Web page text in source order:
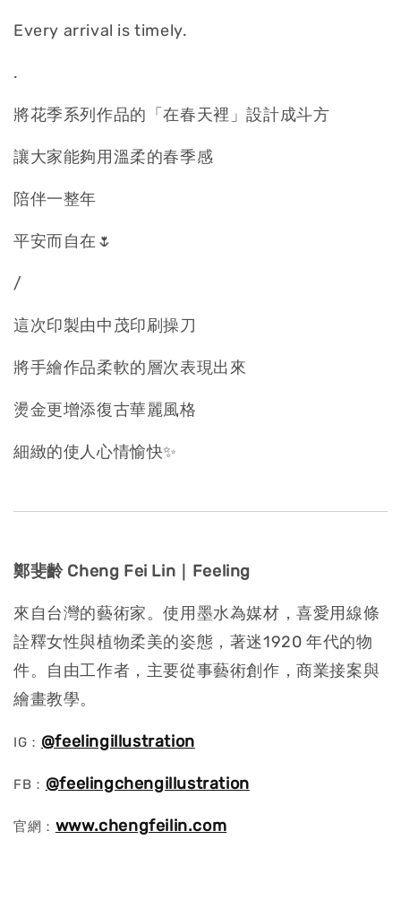
Every arrival is timely.
.
將花季系列作品的「在春天裡」設計成斗方
讓大家能夠用溫柔的春季感
陪伴一整年
平安而自在🌷
/
這次印製由中茂印刷操刀
將手繪作品柔軟的層次表現出來
燙金更增添復古華麗風格
細緻的使人心情愉快✨
鄭斐齡 Cheng Fei Lin｜Feeling
來自台灣的藝術家。使用墨水為媒材，喜愛用線條
詮釋女性與植物柔美的姿態，著迷1920 年代的物
件。自由工作者，主要從事藝術創作，商業接案與
繪畫教學。
IG： @feelingillustration
FB： @feelingchengillustration
官網： www.chengfeilin.com